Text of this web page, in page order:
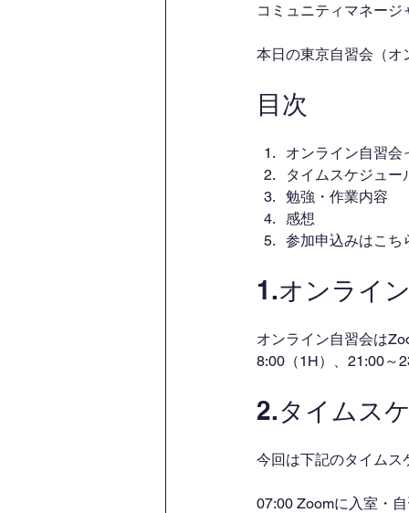
コミュニティマネー
本日の東京自習会（オ
目次
オンライン自習会
タイムスケジュー
勉強・作業内容
感想
参加申込みはこち
1.オンライ
オンライン自習会は
8:00（1H）、21:00～
2.タイムス
今回は下記のタイムス
07:00 Zoomに入室・